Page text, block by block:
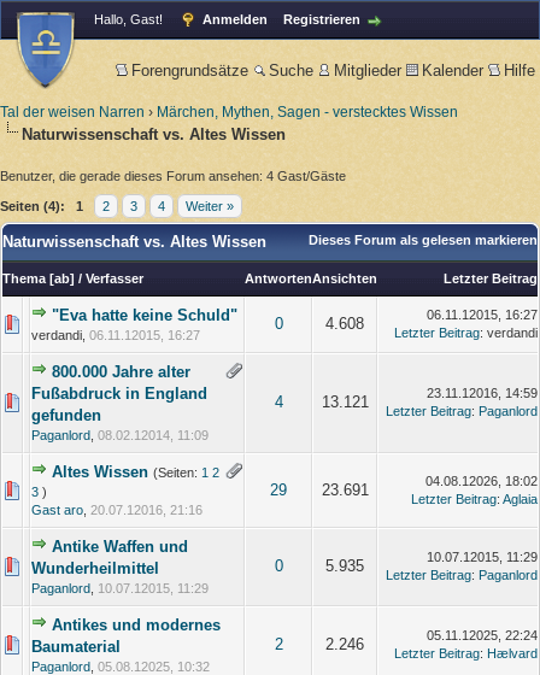
Hallo, Gast! Anmelden Registrieren
Forengrundsätze Suche Mitglieder Kalender Hilfe
Tal der weisen Narren › Märchen, Mythen, Sagen - verstecktes Wissen
Naturwissenschaft vs. Altes Wissen
Benutzer, die gerade dieses Forum ansehen: 4 Gast/Gäste
Seiten (4): 1 2 3 4 Weiter »
Dieses Forum als gelesen markieren
Naturwissenschaft vs. Altes Wissen
Thema [ab] / Verfasser AntwortenAnsichten Letzter Beitrag
"Eva hatte keine Schuld"
verdandi, 06.11.12015, 16:27
0 4.608
06.11.12015, 16:27
Letzter Beitrag: verdandi
800.000 Jahre alter
Fußabdruck in England
gefunden
Paganlord 08.02.12014, 11:09
4 13.121
23.11.12016, 14:59
Letzter Beitrag: Paganlord
Altes Wissen (Seiten: 1 2
3 )
Gast aro 20.07.12016, 21:16
29 23.691
04.08.12026, 18:02
Letzter Beitrag: Aglaia
Antike Waffen und
Wunderheilmittel
Paganlord 10.07.12015, 11:29
0 5.935
10.07.12015, 11:29
Letzter Beitrag: Paganlord
Antikes und modernes
Baumaterial
Paganlord 05.08.12025, 10:32
2 2.246
05.11.12025, 22:24
Letzter Beitrag: Hælvard